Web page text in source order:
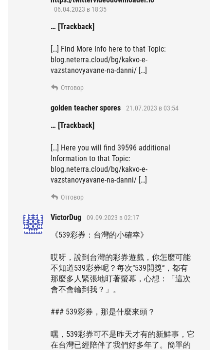
06.04.2023 в 18:35
… [Trackback]
[…] Find More Info here to that Topic:
blog.neterra.cloud/bg/kakvo-e-
vazstanovyavane-na-danni/ […]
Отговор
golden teacher spores 21.07.2023 в 03:54
… [Trackback]
[…] Here you will find 39596 additional
Information to that Topic:
blog.neterra.cloud/bg/kakvo-e-
vazstanovyavane-na-danni/ […]
Отговор
VictorDug 09.09.2023 в 02:17
《539彩券：台灣的小確幸》
哎呀，說到台灣的彩券遊戲，你怎麼可能
不知道539彩券呢？每次“539開獎“，都有
那麼多人緊張地盯著螢幕，心想：「這次
會不會輪到我？」。
### 539彩券，那是什麼來頭？
嘿，539彩券可不是昨天才有的新鮮事，它
在台灣已經陪伴了我們好多年了。簡單的